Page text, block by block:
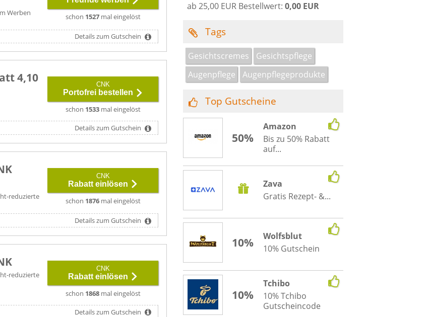
Werben
schon 1527mal eingelöst
Details zum Gutschein
4,10
CNK
Portofrei bestellen
schon 1533mal eingelöst
Details zum Gutschein
reduzierte
CNK
Rabatt einlösen
schon 1876mal eingelöst
Details zum Gutschein
reduzierte
CNK
Rabatt einlösen
schon 1868mal eingelöst
Details zum Gutschein
ab 25,00 EUR Bestellwert: 0,00 EUR
Tags
Gesichtscremes
Gesichtspflege
Augenpflege
Augenpflegeprodukte
Top Gutscheine
50%
Amazon
Bis zu 50% Rabatt
auf...
Zava
Gratis Rezept- &...
10%
Wolfsblut
10% Gutschein
10%
Tchibo
10% Tchibo
Gutscheincode